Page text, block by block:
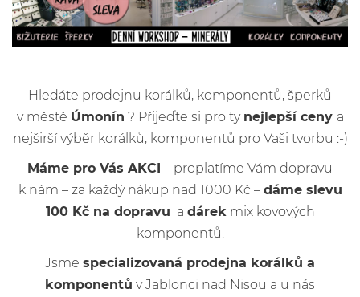
Hledáte prodejnu korálků, komponentů, šperků
v městě Úmonín ? Přijeďte si pro ty nejlepší ceny a
nejširší výběr korálků, komponentů pro Vaši tvorbu :-)
Máme pro Vás AKCI – proplatíme Vám dopravu
k nám – za každý nákup nad 1000 Kč – dáme slevu
100 Kč na dopravu a dárek mix kovových
komponentů.
Jsme specializovaná prodejna korálků a
komponentů v Jablonci nad Nisou a u nás